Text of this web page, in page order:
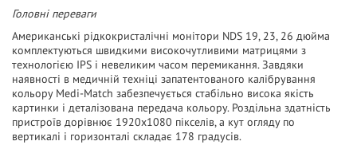
Головні переваги
Американські рідкокристалічні монітори NDS 19, 23, 26 дюйма
комплектуються швидкими високочутливими матрицями з
технологією IPS і невеликим часом перемикання. Завдяки
наявності в медичній техніці запатентованого калібрування
кольору Medi-Match забезпечується стабільно висока якість
картинки і деталізована передача кольору. Роздільна здатність
пристроїв дорівнює 1920х1080 пікселів, а кут огляду по
вертикалі і горизонталі складає 178 градусів.